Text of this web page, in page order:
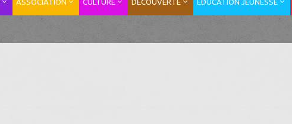
ASSOCIATION CULTURE DÉCOUVERTE ÉDUCATION JEUNESSE